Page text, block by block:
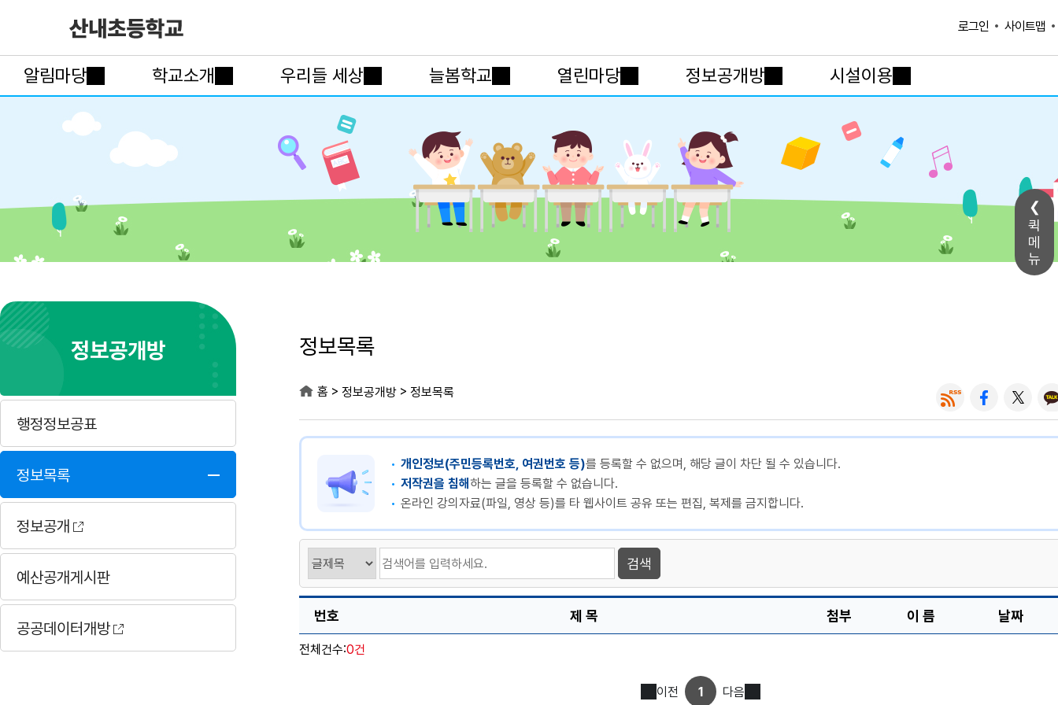
퀵
메
뉴
로그인 사이트맵
알림마당 학교소개 우리들 세상 늘봄학교 열린마당 정보공개방 시설이용
정보공개방
행정정보공표
정보목록
정보공개
예산공개게시판
공공데이터개방
정보목록
홈 > 정보공개방 > 정보목록
개인정보(주민등록번호, 여권번호 등)를 등록할 수 없으며, 해당 글이 차단 될 수 있습니다.
저작권을 침해하는 글을 등록할 수 없습니다.
온라인 강의자료(파일, 영상 등)를 타 웹사이트 공유 또는 편집, 복제를 금지합니다.
번호 제 목 첨부 이 름 날짜
전체건수:0건
이전 1 다음